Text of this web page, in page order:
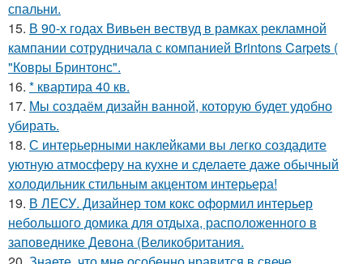
спальни.
15. В 90-х годах Вивьен вествуд в рамках рекламной
кампании сотрудничала с компанией Brintons Carpets (
"Ковры Бринтонс".
16. * квартира 40 кв.
17. Мы создаём дизайн ванной, которую будет удобно
убирать.
18. С интерьерными наклейками вы легко создадите
уютную атмосферу на кухне и сделаете даже обычный
холодильник стильным акцентом интерьера!
19. В ЛЕСУ. Дизайнер том кокс оформил интерьер
небольшого домика для отдыха, расположенного в
заповеднике Девона (Великобритания.